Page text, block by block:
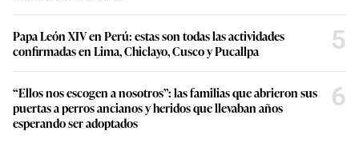
Papa León XIV en Perú: estas son todas las actividades
confirmadas en Lima, Chiclayo, Cusco y Pucallpa
5
“Ellos nos escogen a nosotros”: las familias que abrieron sus
puertas a perros ancianos y heridos que llevaban años
esperando ser adoptados
6